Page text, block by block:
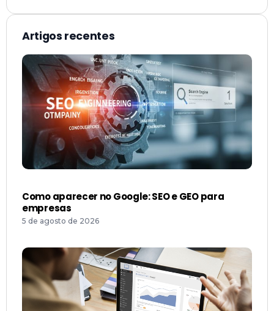
Artigos recentes
Como aparecer no Google: SEO e GEO para
empresas
5 de agosto de 2026